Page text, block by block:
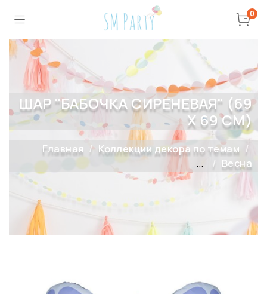
0
ШАР "БАБОЧКА СИРЕНЕВАЯ" (69
Х 69 СМ)
Главная
Коллекции декора по темам
...
Весна